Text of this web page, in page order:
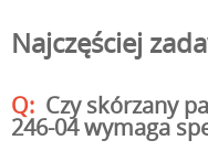
Najczęściej
Czy skórzany
246-04 wymaga